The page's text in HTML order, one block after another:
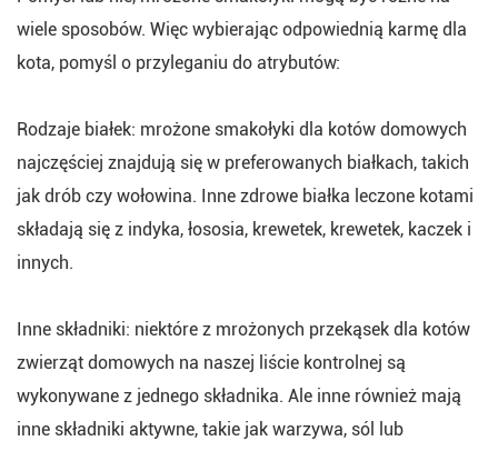
wiele sposobów. Więc wybierając odpowiednią karmę dla
kota, pomyśl o przyleganiu do atrybutów:
Rodzaje białek: mrożone smakołyki dla kotów domowych
najczęściej znajdują się w preferowanych białkach, takich
jak drób czy wołowina. Inne zdrowe białka leczone kotami
składają się z indyka, łososia, krewetek, krewetek, kaczek i
innych.
Inne składniki: niektóre z mrożonych przekąsek dla kotów
zwierząt domowych na naszej liście kontrolnej są
wykonywane z jednego składnika. Ale inne również mają
inne składniki aktywne, takie jak warzywa, sól lub